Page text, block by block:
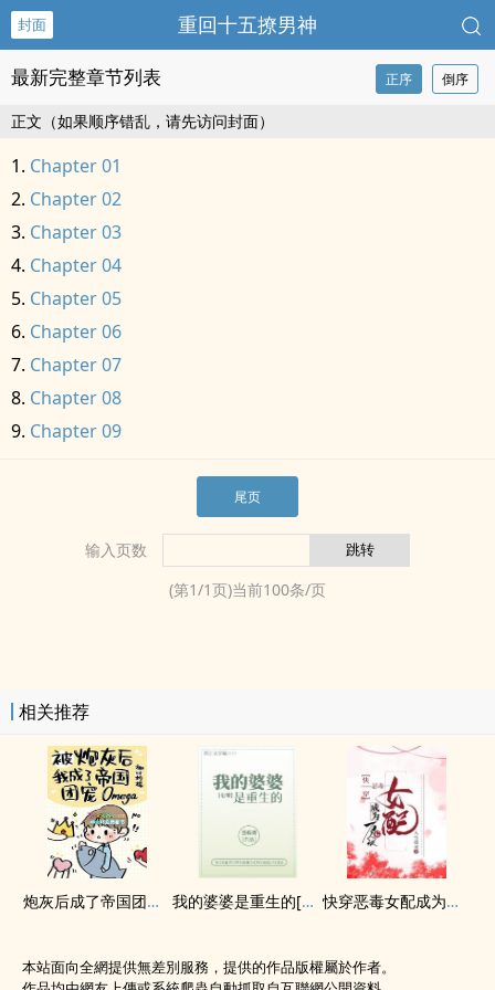
封面 重回十五撩男神
最新完整章节列表 正序 倒序
正文（如果顺序错乱，请先访问封面）
Chapter 01
Chapter 02
Chapter 03
Chapter 04
Chapter 05
Chapter 06
Chapter 07
Chapter 08
Chapter 09
尾页
输入页数
(第1/1页)当前100条/页
相关推荐
炮灰后成了帝国团宠Omega 我的婆婆是重生的[七零] 快穿恶毒女配成为万人迷后
本站面向全網提供無差別服務，提供的作品版權屬於作者。